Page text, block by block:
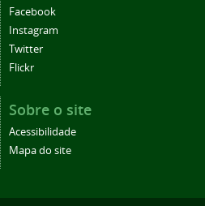
Facebook
Instagram
Twitter
Flickr
Sobre o site
Acessibilidade
Mapa do site